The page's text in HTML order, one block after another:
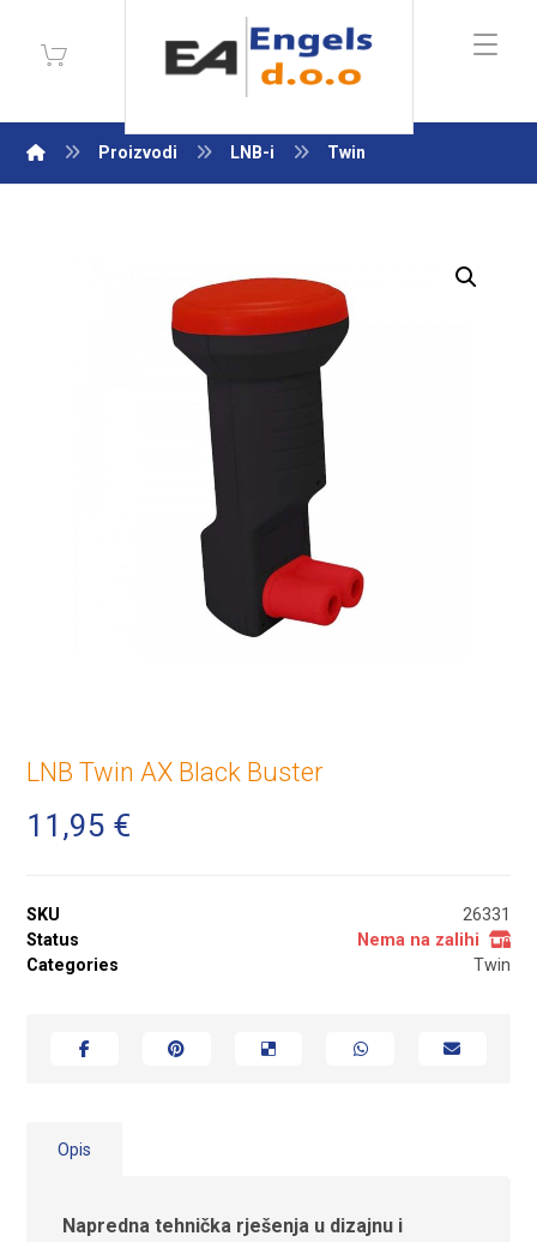
Proizvodi LNB-i Twin
LNB Twin AX Black Buster
11,95 €
SKU
26331
Status
Nema na zalihi
Categories
Twin
Opis
Napredna tehnička rješenja u dizajnu i